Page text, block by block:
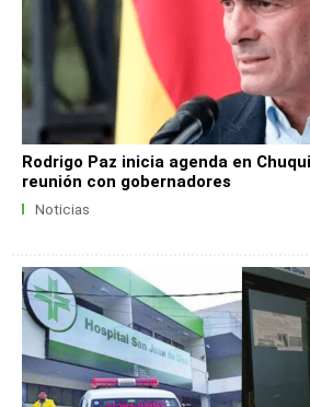
Rodrigo Paz inicia agenda en
reunión con gobernadores
Noticias